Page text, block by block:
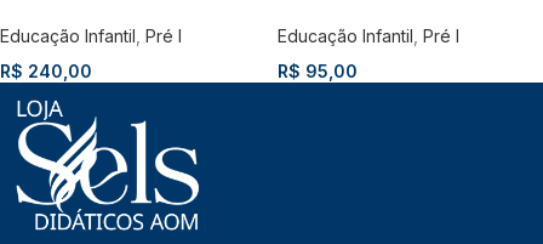
Educação Infantil Pré I
R$ 240,00
Educação Infantil Pré I
R$ 95,00